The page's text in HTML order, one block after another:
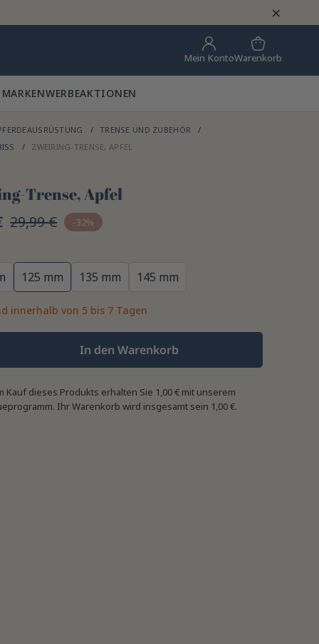
×
Mein KontoWarenkorb
WERBEAKTIONEN
TRENSE UND ZUBEHÖR
ZWEIRING-TRENSE, APFEL
Trense, Apfel
29,99 € -32%
125 mm 135 mm 145 mm
innerhalb von 5 bis 7 Tagen
In den Warenkorb
Kauf dieses Produkts erhalten Sie 1,00 € mit unserem
Ihr Warenkorb wird insgesamt sein 1,00 €.